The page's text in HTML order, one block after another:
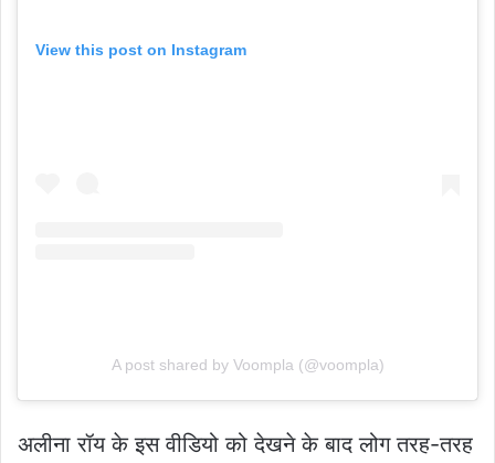
View this post on Instagram
A post shared by Voompla (@voompla)
अलीना रॉय के इस वीडियो को देखने के बाद लोग तरह-तरह